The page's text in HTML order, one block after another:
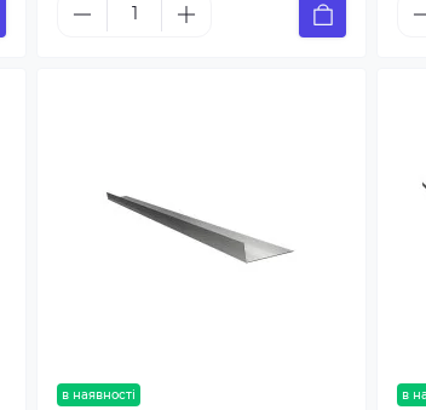
в наявності в